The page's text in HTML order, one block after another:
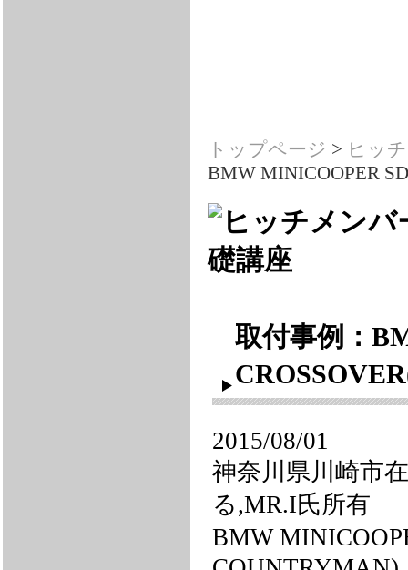
トップページ > ヒッ
BMW MINICOOPER
取付事例：
2015/08/01
神奈川県川崎市
る,MR.I氏所有
BMW